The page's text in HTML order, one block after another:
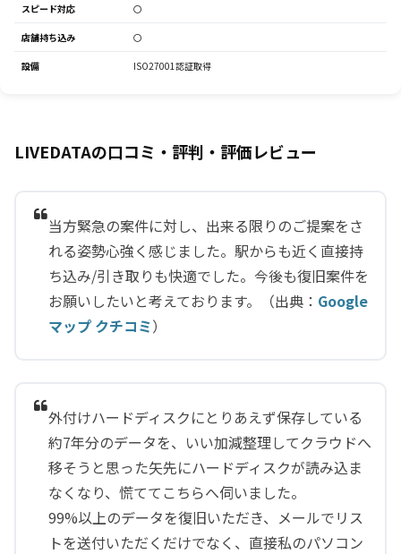
スピード対応 〇
店舗持ち込み 〇
設備 ISO27001認証取得
LIVEDATAの口コミ・評判・評価レビュー
当方緊急の案件に対し、出来る限りのご提案をさ
れる姿勢心強く感じました。駅からも近く直接持
ち込み/引き取りも快適でした。今後も復旧案件を
お願いしたいと考えております。（出典： Google
マップ クチコミ）
外付けハードディスクにとりあえず保存している
約7年分のデータを、いい加減整理してクラウドへ
移そうと思った矢先にハードディスクが読み込ま
なくなり、慌ててこちらへ伺いました。
99%以上のデータを復旧いただき、メールでリス
トを送付いただくだけでなく、直接私のパソコン